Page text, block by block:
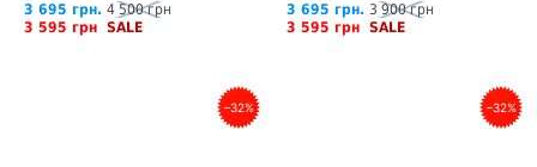
3 695 грн. 4 500 грн
3 595 грн SALE
3 695 грн. 3 900 грн
3 595 грн SALE
–32% –32%